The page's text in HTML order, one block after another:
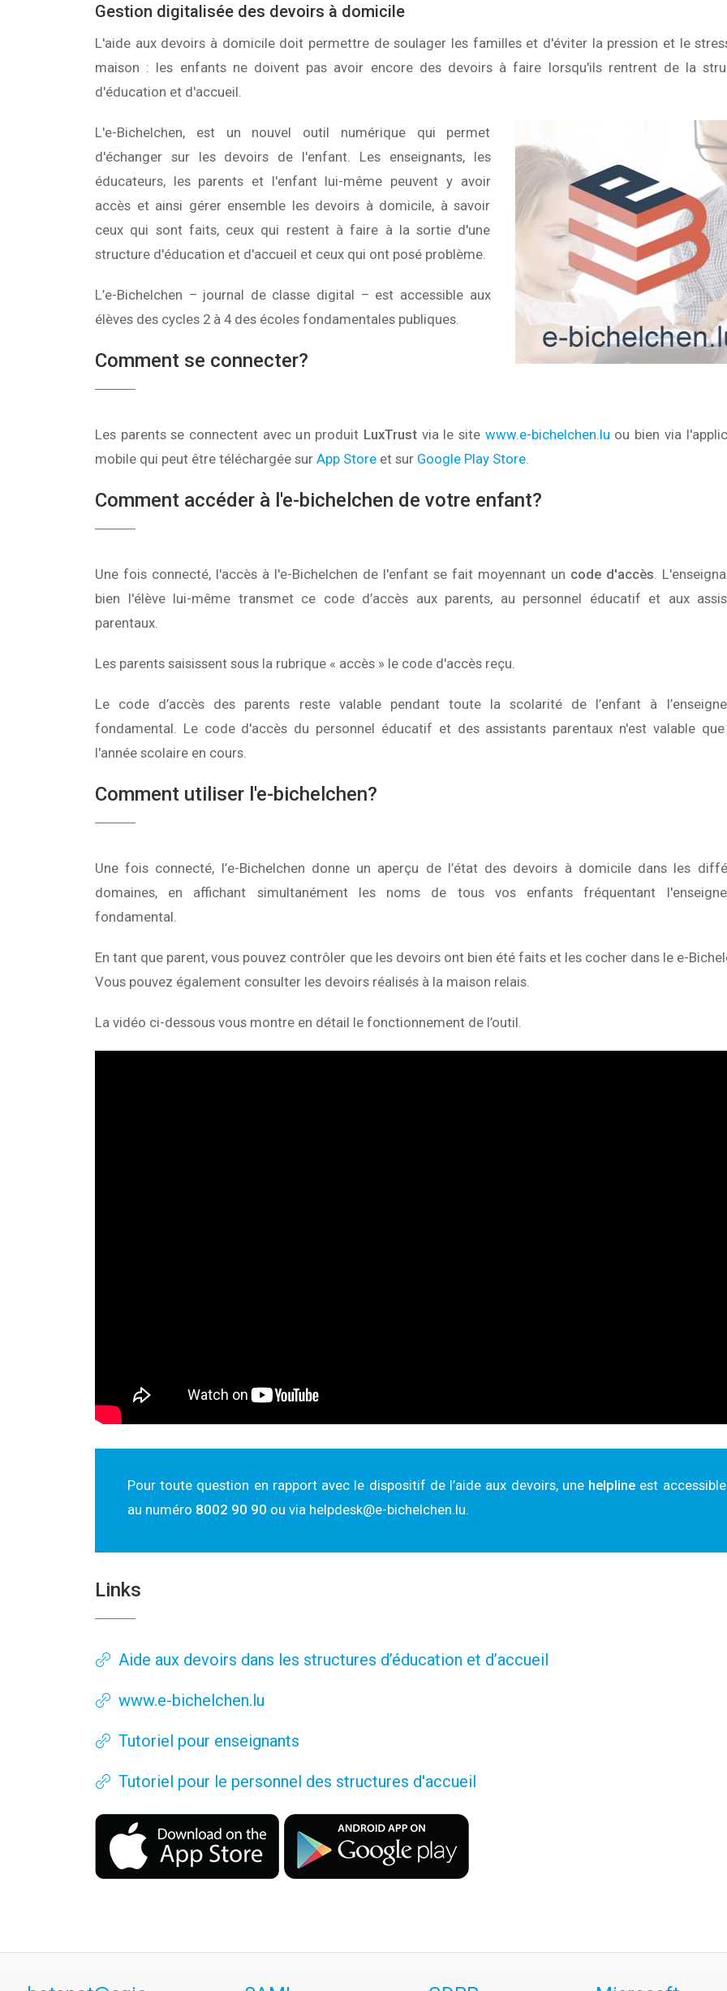
Gestion digitalisée des devoirs à domicile
L'aide aux devoirs à domicile doit permettre de soulager les familles et d'éviter la pression et le
maison : les enfants ne doivent pas avoir encore des devoirs à faire lorsqu'ils rentrent de la
d'éducation et d'accueil.
L'e-Bichelchen, est un nouvel outil numérique qui permet
d'échanger sur les devoirs de l'enfant. Les enseignants, les
éducateurs, les parents et l'enfant lui-même peuvent y avoir
accès et ainsi gérer ensemble les devoirs à domicile, à savoir
ceux qui sont faits, ceux qui restent à faire à la sortie d'une
structure d'éducation et d'accueil et ceux qui ont posé problème.
L’e-Bichelchen – journal de classe digital – est accessible aux
élèves des cycles 2 à 4 des écoles fondamentales publiques.
Comment se connecter?
Les parents se connectent avec un produit LuxTrustvia le site www.e-bichelchen.lu ou bien via
mobile qui peut être téléchargée sur App Store et sur Google Play Store.
Comment accéder à l'e-bichelchen de votre enfant?
Une fois connecté, l'accès à l'e-Bichelchen de l'enfant se fait moyennant un code d'accès.
bien l'élève lui-même transmet ce code d’accès aux parents, au personnel éducatif et aux
parentaux.
Les parents saisissent sous la rubrique « accès » le code d'accès reçu.
Le code d’accès des parents reste valable pendant toute la scolarité de l’enfant à
fondamental. Le code d'accès du personnel éducatif et des assistants parentaux n'est valable
l'année scolaire en cours.
Comment utiliser l'e-bichelchen?
Une fois connecté, l’e-Bichelchen donne un aperçu de l’état des devoirs à domicile dans les
domaines, en affichant simultanément les noms de tous vos enfants fréquentant
fondamental.
En tant que parent, vous pouvez contrôler que les devoirs ont bien été faits et les cocher dans le e-
Vous pouvez également consulter les devoirs réalisés à la maison relais.
La vidéo ci-dessous vous montre en détail le fonctionnement de l’outil.
Pour toute question en rapport avec le dispositif de l’aide aux devoirs, une helpline est accessible
au numéro 8002 90 90 ou via helpdesk@e-bichelchen.lu.
Links
Aide aux devoirs dans les structures d’éducation et d’accueil
www.e-bichelchen.lu
Tutoriel pour enseignants
Tutoriel pour le personnel des structures d'accueil